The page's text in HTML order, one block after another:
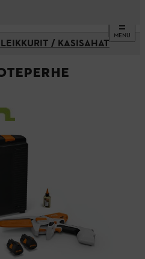
MENU
/ KÄSISAHAT